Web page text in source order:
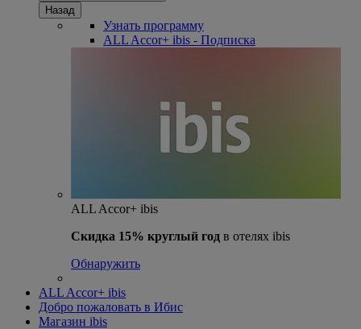
Назад
Узнать программу
ALL Accor+ ibis - Подписка
ALL Accor+ ibis
Скидка 15% круглый год в отелях ibis
Обнаружить
ALL Accor+ ibis
Добро пожаловать в Ибис
Магазин ibis